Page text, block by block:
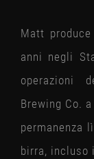
Matt
anni negli
operazioni
Brewing Co.
permanenza
birra, incluso